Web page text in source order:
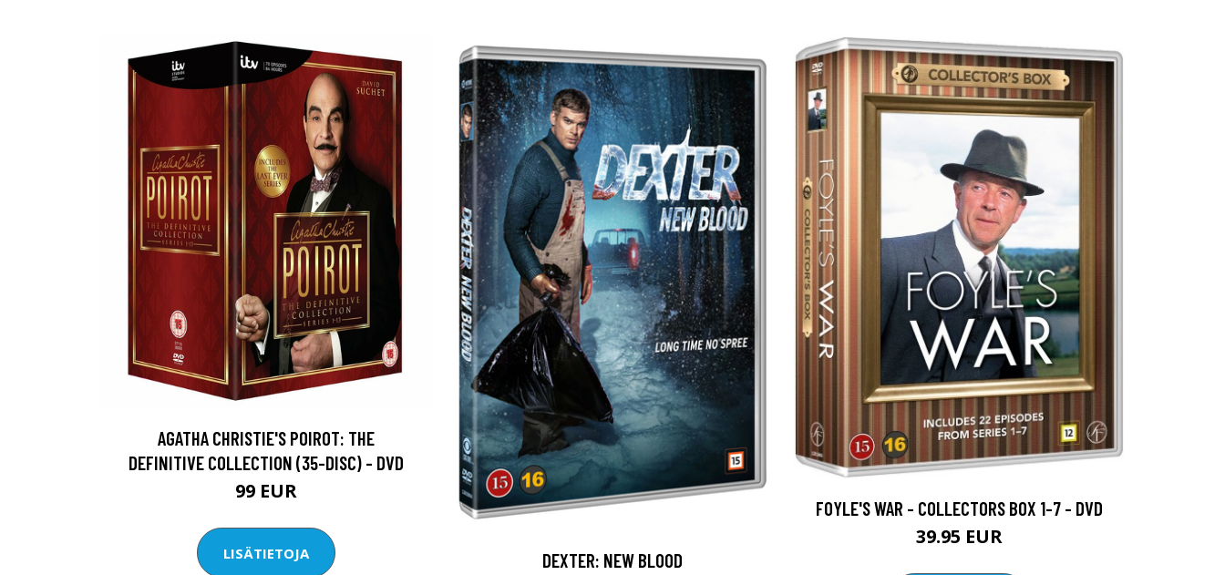
AGATHA CHRISTIE'S POIROT: THE
DEFINITIVE COLLECTION (35-DISC) - DVD
99 EUR
LISÄTIETOJA DEXTER: NEW BLOOD
FOYLE'S WAR - COLLECTORS BOX 1-7 - DVD
39.95 EUR